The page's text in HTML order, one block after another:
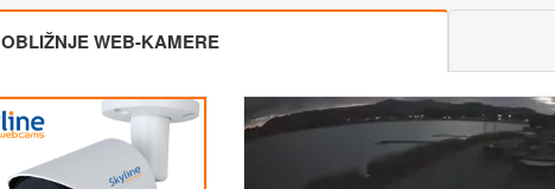
OBLIŽNJE WEB-KAMERE